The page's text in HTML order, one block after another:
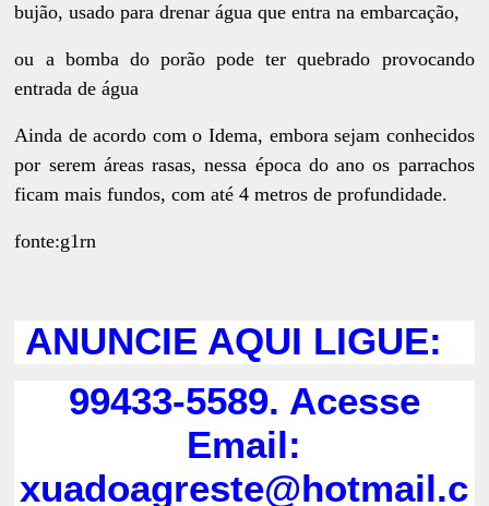
bujão, usado para drenar água que entra na embarcação,
ou a bomba do porão pode ter quebrado provocando
entrada de água
Ainda de acordo com o Idema, embora sejam conhecidos
por serem áreas rasas, nessa época do ano os parrachos
ficam mais fundos, com até 4 metros de profundidade.
fonte:g1rn
ANUNCIE AQUI LIGUE:
99433-5589. Acesse
Email:
xuadoagreste@hotmail.c